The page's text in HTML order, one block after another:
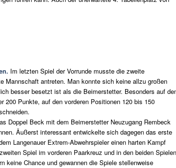
Im letzten Spiel der Vorrunde musste die zweite
Mannschaft antreten. Man konnte sich keine allzu großen
besser besetzt ist als die Beimerstetter. Besonders auf
200 Punkte, auf den vorderen Positionen 120 bis 150
Doppel Beck mit dem Beimerstetter Neuzugang Rembeck
Äußerst interessant entwickelte sich dagegen das erste
Langenauer Extrem-Abwehrspieler einen harten Kampf
Spiel im vorderen Paarkreuz und in den beiden Spielen
keine Chance und gewannen die Spiele stellenweise